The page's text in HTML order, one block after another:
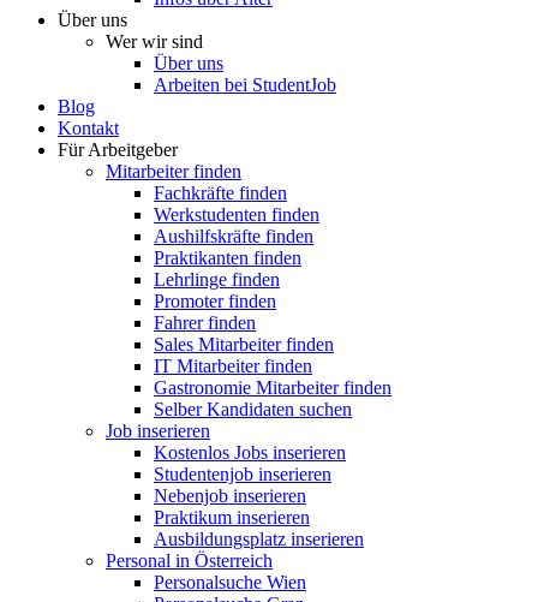
Über uns
Wer wir sind
Über uns
Arbeiten bei StudentJob
Blog
Kontakt
Für Arbeitgeber
Mitarbeiter finden
Fachkräfte finden
Werkstudenten finden
Aushilfskräfte finden
Praktikanten finden
Lehrlinge finden
Promoter finden
Fahrer finden
Sales Mitarbeiter finden
IT Mitarbeiter finden
Gastronomie Mitarbeiter finden
Selber Kandidaten suchen
Job inserieren
Kostenlos Jobs inserieren
Studentenjob inserieren
Nebenjob inserieren
Praktikum inserieren
Ausbildungsplatz inserieren
Personal in Österreich
Personalsuche Wien